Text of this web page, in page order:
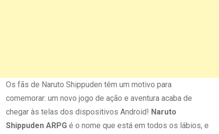
Os fãs de Naruto Shippuden têm um motivo para
comemorar: um novo jogo de ação e aventura acaba de
chegar às telas dos dispositivos Android! Naruto
Shippuden ARPG é o nome que está em todos os lábios, e